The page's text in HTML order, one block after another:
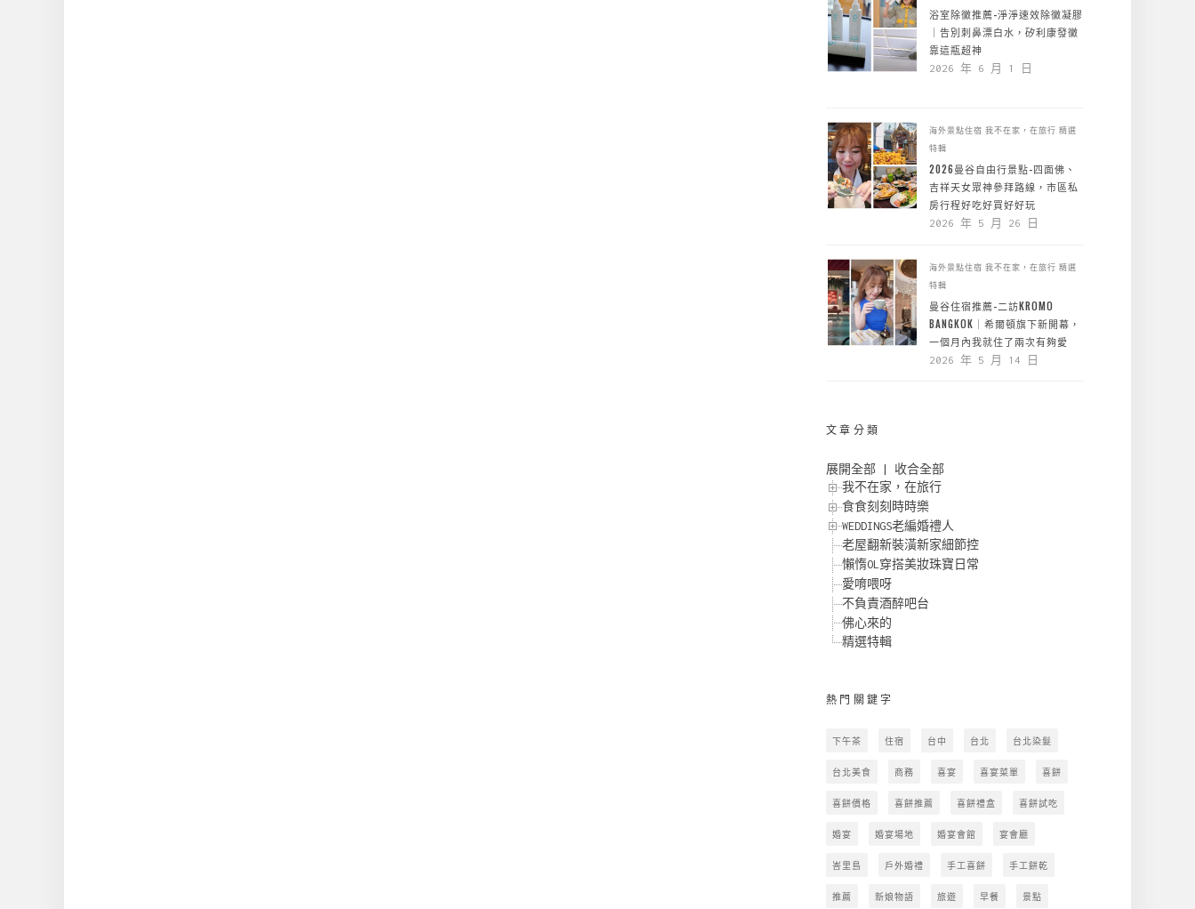
浴室除黴推薦-淨淨速效除黴凝膠
｜告別刺鼻漂白水，矽利康發黴
靠這瓶超神
2026 年 6 月 1 日
海外景點住宿 我不在家，在旅行 精選
特輯
2026曼谷自由行景點-四面佛、
吉祥天女眾神參拜路線，市區私
房行程好吃好買好好玩
2026 年 5 月 26 日
海外景點住宿 我不在家，在旅行 精選
特輯
曼谷住宿推薦-二訪KROMO
BANGKOK｜希爾頓旗下新開幕，
一個月內我就住了兩次有夠愛
2026 年 5 月 14 日
文章分類
展開全部
收合全部
我不在家，在旅行
食食刻刻時時樂
WEDDINGS老編婚禮人
老屋翻新裝潢新家細節控
懶惰OL穿搭美妝珠寶日常
愛唷喂呀
不負責酒醉吧台
佛心來的
精選特輯
熱門關鍵字
下午茶 住宿 台中 台北 台北染髮
台北美食 商務 喜宴 喜宴菜單 喜餅
喜餅價格 喜餅推薦 喜餅禮盒 喜餅試吃
婚宴 婚宴場地 婚宴會館 宴會廳
峇里島 戶外婚禮 手工喜餅 手工餅乾
推薦 新娘物語 旅遊 早餐 景點